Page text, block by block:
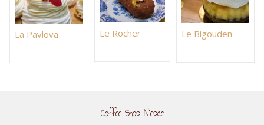
La Pavlova Le Rocher Le Bigouden
Coffee Shop Niepce